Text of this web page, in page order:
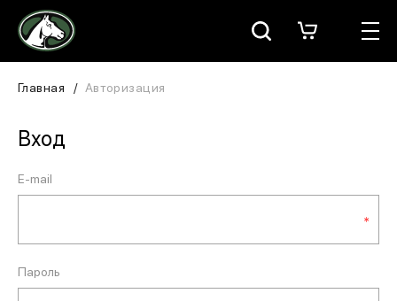
Москва
ЗООТОВАРЫ
Для собаки
Главная Авторизация
Вход
E-mail
Пароль